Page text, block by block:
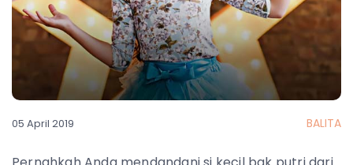
05 April 2019 BALITA